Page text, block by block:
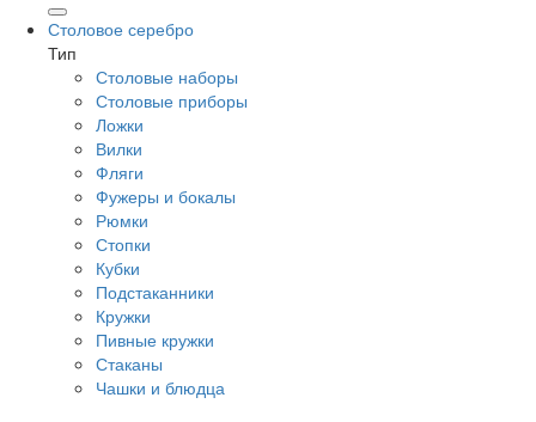
Столовое серебро
Тип
Столовые наборы
Столовые приборы
Ложки
Вилки
Фляги
Фужеры и бокалы
Рюмки
Стопки
Кубки
Подстаканники
Кружки
Пивные кружки
Стаканы
Чашки и блюдца